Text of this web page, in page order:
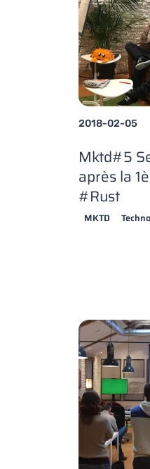
2018-02-05
Mktd#5
après la
#Rust
MKTD Techno